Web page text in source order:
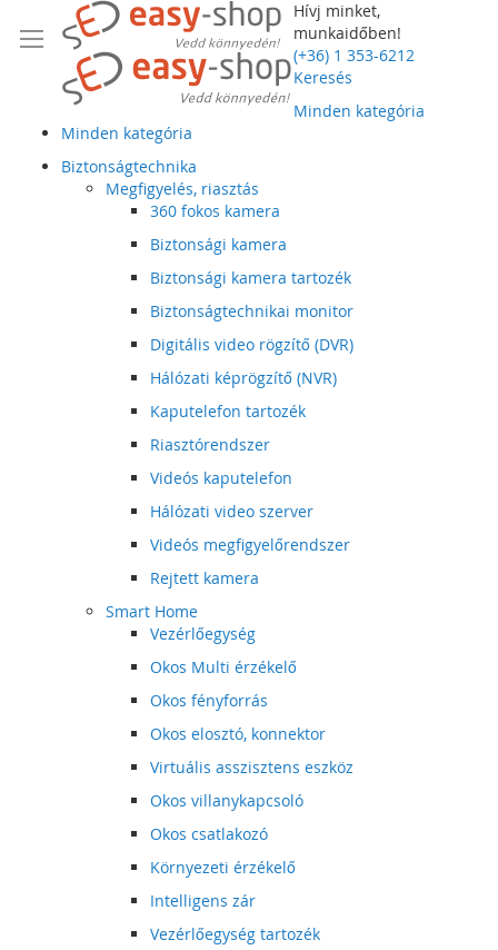
Hívj minket,
munkaidőben!
(+36) 1 353-6212
Keresés
Minden kategória
Minden kategória
Biztonságtechnika
Megfigyelés, riasztás
360 fokos kamera
Biztonsági kamera
Biztonsági kamera tartozék
Biztonságtechnikai monitor
Digitális video rögzítő (DVR)
Hálózati képrögzítő (NVR)
Kaputelefon tartozék
Riasztórendszer
Videós kaputelefon
Hálózati video szerver
Videós megfigyelőrendszer
Rejtett kamera
Smart Home
Vezérlőegység
Okos Multi érzékelő
Okos fényforrás
Okos elosztó, konnektor
Virtuális asszisztens eszköz
Okos villanykapcsoló
Okos csatlakozó
Környezeti érzékelő
Intelligens zár
Vezérlőegység tartozék